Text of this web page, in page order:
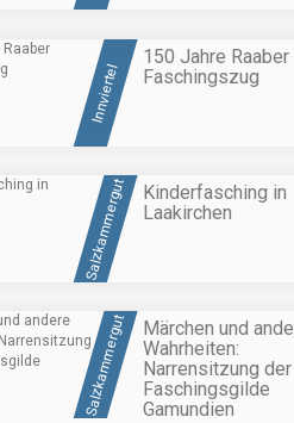
Innviertel
150 Jahre Raaber
Faschingszug
Salzkammergut
Kinderfasching in
Laakirchen
Salzkammergut
Märchen und
Wahrheiten:
Narrensitzung der
Faschingsgilde
Gamundien